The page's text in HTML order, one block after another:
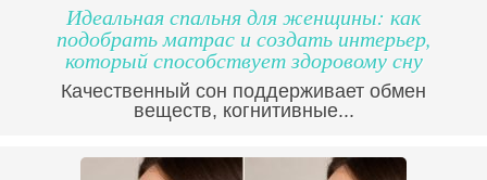
Идеальная спальня для женщины: как
подобрать матрас и создать интерьер,
который способствует здоровому сну
Качественный сон поддерживает обмен
веществ, когнитивные...